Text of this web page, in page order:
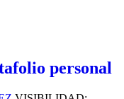
personal